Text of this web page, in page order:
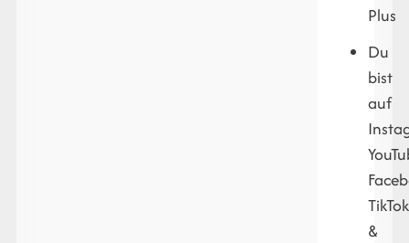
Plus
Du
bist
auf
TikTok
&